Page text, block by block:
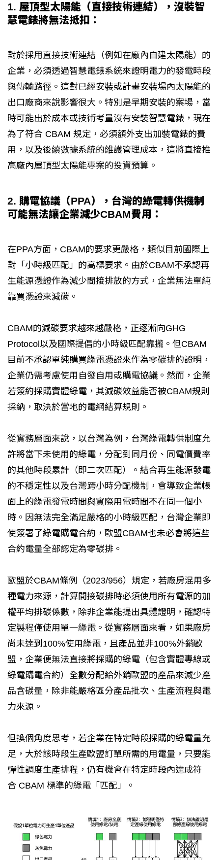
1. 屋頂型太陽能（直接技術連結），沒裝智
慧電錶將無法抵扣：
對於採用直接技術連結（例如在廠內自建太陽能）的
企業，必須透過智慧電錶系統來證明電力的發電時段
與傳輸路徑。這對已經安裝或計畫安裝場內太陽能的
出口廠商來說影響很大。特別是早期安裝的案場，當
時可能出於成本或技術考量沒有安裝智慧電錶，現在
為了符合 CBAM 規定，必須額外支出加裝電錶的費
用，以及後續數據系統的維護管理成本，這將直接推
高廠內屋頂型太陽能專案的投資預算。
2. 購電協議（PPA），台灣的綠電轉供機制
可能無法讓企業減少CBAM費用：
在PPA方面，CBAM的要求更嚴格，類似目前國際上
對「小時級匹配」的高標要求。由於CBAM不承認再
生能源憑證作為減少間接排放的方式，企業無法單純
靠買憑證來減碳。
CBAM的減碳要求越來越嚴格，正逐漸向GHG
Protocol以及國際提倡的小時級匹配靠攏。但CBAM
目前不承認單純購買綠電憑證來作為零碳排的證明，
企業仍需考慮使用自發自用或購電協議。然而，企業
若簽約採購實體綠電，其減碳效益能否被CBAM規則
採納，取決於當地的電網結算規則。
從實務層面來說，以台灣為例，台灣綠電轉供制度允
許將當下未使用的綠電，分配到同月份、同電價費率
的其他時段累計（即二次匹配）。結合再生能源發電
的不穩定性以及台灣跨小時分配機制，會導致企業帳
面上的綠電發電時間與實際用電時間不在同一個小
時。因無法完全滿足嚴格的小時級匹配，台灣企業即
使簽署了綠電購電合約，歐盟CBAM也未必會將這些
合約電量全部認定為零碳排。
歐盟於CBAM條例（2023/956）規定，若廠房混用多
種電力來源，計算間接碳排時必須使用所有電源的加
權平均排碳係數，除非企業能提出具體證明，確認特
定製程僅使用單一綠電。從實務層面來看，如果廠房
尚未達到100%使用綠電，且產品並非100%外銷歐
盟，企業便無法直接將採購的綠電（包含實體專線或
綠電購電合約）全數分配給外銷歐盟的產品來減少產
品含碳量，除非能嚴格區分產品批次、生產流程與電
力來源。
但換個角度思考，若企業在特定時段採購的綠電量充
足，大於該時段生產歐盟訂單所需的用電量，只要能
彈性調度生產排程，仍有機會在特定時段內達成符
合 CBAM 標準的綠電「匹配」。